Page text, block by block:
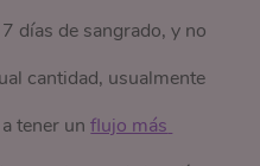
días de sangrado, y no
cantidad, usualmente
tener unflujo más